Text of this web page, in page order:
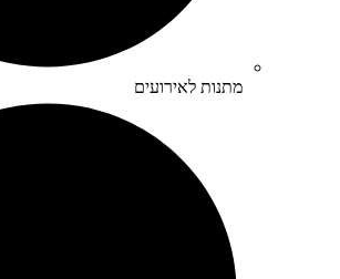
מתנות לאירועים